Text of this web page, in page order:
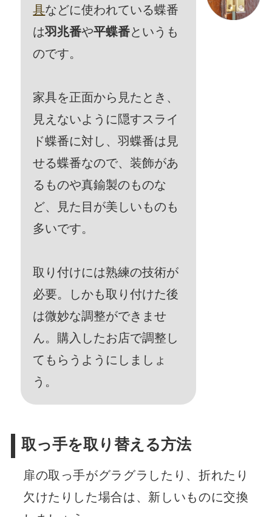
具などに使われている蝶番
は羽兆番や平蝶番というも
のです。
家具を正面から見たとき、
見えないように隠すスライ
ド蝶番に対し、羽蝶番は見
せる蝶番なので、装飾があ
るものや真鍮製のものな
ど、見た目が美しいものも
多いです。
取り付けには熟練の技術が
必要。しかも取り付けた後
は微妙な調整ができませ
ん。購入したお店で調整し
てもらうようにしましょ
う。
取っ手を取り替える方法
扉の取っ手がグラグラしたり、折れたり
欠けたりした場合は、新しいものに交換